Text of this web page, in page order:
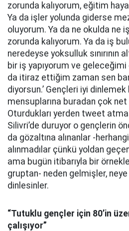
zorunda kalıyorum, eğitim
Ya da işler yolunda giderse
oluyorum. Ya da ne okulda ne
zorunda kalıyorum. Ya da iş
neredeyse yoksulluk sınırının
bir iş yapıyorum ve
da itiraz ettiğim zaman sen
diyorsun.’ Gençleri iyi
mensuplarına buradan çok
Oturdukları yerden tweet
Silivri’de duruyor o gençlerin
da gözaltına alınanlar -
alınmadılar çünkü yoldan
ama bugün itibarıyla bir
gruptan- neden gelmişler,
dinlesinler.
“Tutuklu gençler için 80’in
çalışıyor”